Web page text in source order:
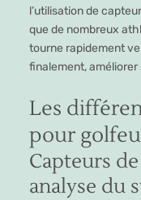
l’utilisation de
que de nombreux
tourne rapidement
finalement, améliorer
Les
pour
Capteurs
analyse du